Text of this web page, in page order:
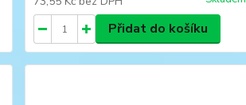
Přidat do košíku